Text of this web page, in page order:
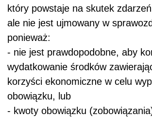
który powstaje na skutek zdarzeń
ale nie jest ujmowany w
ponieważ:
- nie jest prawdopodobne, aby
wydatkowanie środków
korzyści ekonomiczne w celu
obowiązku, lub
- kwoty obowiązku